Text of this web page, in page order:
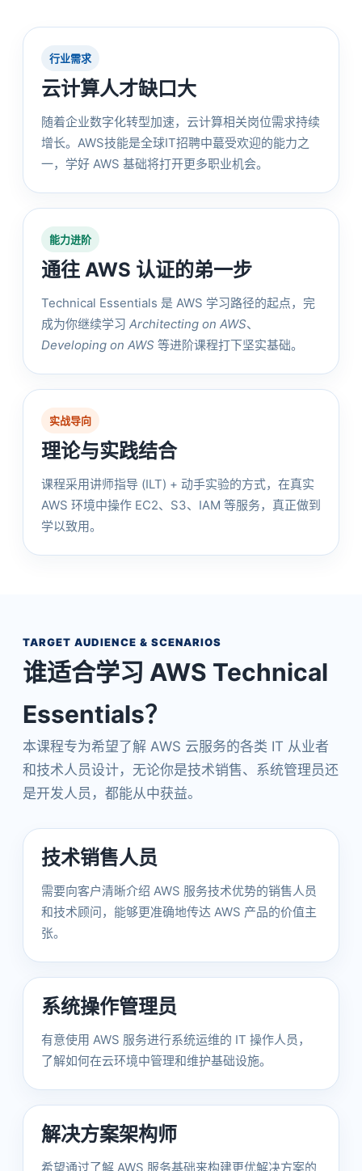
行业需求
云计算人才缺口大
随着企业数字化转型加速，云计算相关岗位需求持续
增长。AWS技能是全球IT招聘中蕞受欢迎的能力之
一，学好 AWS 基础将打开更多职业机会。
能力进阶
通往 AWS 认证的弟一步
Technical Essentials 是 AWS 学习路径的起点，完
成为你继续学习 Architecting on AWS、
Developing on AWS 等进阶课程打下坚实基础。
实战导向
理论与实践结合
课程采用讲师指导 (ILT) + 动手实验的方式，在真实
AWS 环境中操作 EC2、S3、IAM 等服务，真正做到
学以致用。
TARGET AUDIENCE & SCENARIOS
谁适合学习 AWS Technical
Essentials？
本课程专为希望了解 AWS 云服务的各类 IT 从业者
和技术人员设计，无论你是技术销售、系统管理员还
是开发人员，都能从中获益。
技术销售人员
需要向客户清晰介绍 AWS 服务技术优势的销售人员
和技术顾问，能够更准确地传达 AWS 产品的价值主
张。
系统操作管理员
有意使用 AWS 服务进行系统运维的 IT 操作人员，
了解如何在云环境中管理和维护基础设施。
解决方案架构师
希望通过了解 AWS 服务基础来构建更优解决方案的